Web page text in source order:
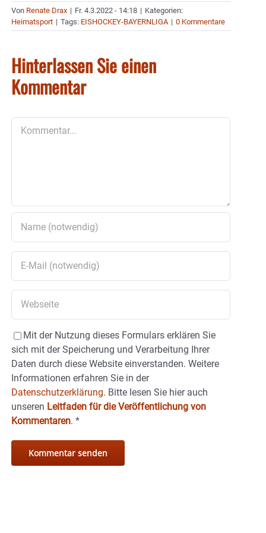
Von Renate Drax | Fr. 4.3.2022 - 14:18 | Kategorien:
Heimatsport | Tags: EISHOCKEY-BAYERNLIGA | 0 Kommentare
Hinterlassen Sie einen
Kommentar
Mit der Nutzung dieses Formulars erklären Sie
sich mit der Speicherung und Verarbeitung Ihrer
Daten durch diese Website einverstanden. Weitere
Informationen erfahren Sie in der
Datenschutzerklärung. Bitte lesen Sie hier auch
unseren Leitfaden für die Veröffentlichung von
Kommentaren. *